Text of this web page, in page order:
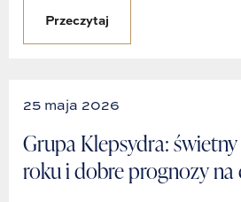
Przeczytaj
25 maja 2026
Grupa Klepsydra:
roku i dobre prognozy na